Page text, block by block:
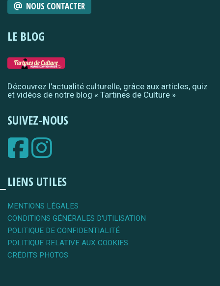
NOUS CONTACTER
LE BLOG
Découvrez l'actualité culturelle, grâce aux articles, quiz
et vidéos de notre blog « Tartines de Culture »
SUIVEZ-NOUS
LIENS UTILES
MENTIONS LÉGALES
CONDITIONS GÉNÉRALES D'UTILISATION
POLITIQUE DE CONFIDENTIALITÉ
POLITIQUE RELATIVE AUX COOKIES
CRÉDITS PHOTOS